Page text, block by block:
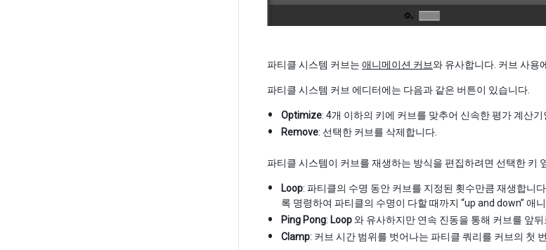
파티클 시스템 커브는 애니메이션 커브와 유사합니다. 커브 사용
파티클 시스템 커브 에디터에는 다음과 같은 버튼이 있습니다.
Optimize: 4개 이하의 키에 커브를 맞추어 신속한 평가 계산
Remove: 선택한 커브를 삭제합니다.
파티클 시스템이 커브를 재생하는 방식을 편집하려면 선택한 키
Loop: 파티클의 수명 동안 커브를 지정된 횟수만큼 재생합니
록 명령하여 파티클의 수명이 다할 때까지 “up and down” 애
Ping Pong: Loop와 유사하지만 연속 진동을 통해 커브를 앞뒤
Clamp: 커브 시간 범위를 벗어나는 파티클 쿼리를 커브의 첫